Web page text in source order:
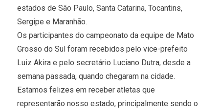
estados de São Paulo, Santa Catarina, Tocantins,
Sergipe e Maranhão.
Os participantes do campeonato da equipe de Mato
Grosso do Sul foram recebidos pelo vice-prefeito
Luiz Akira e pelo secretário Luciano Dutra, desde a
semana passada, quando chegaram na cidade.
Estamos felizes em receber atletas que
representarão nosso estado, principalmente sendo o